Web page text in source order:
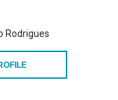
Rodrigues